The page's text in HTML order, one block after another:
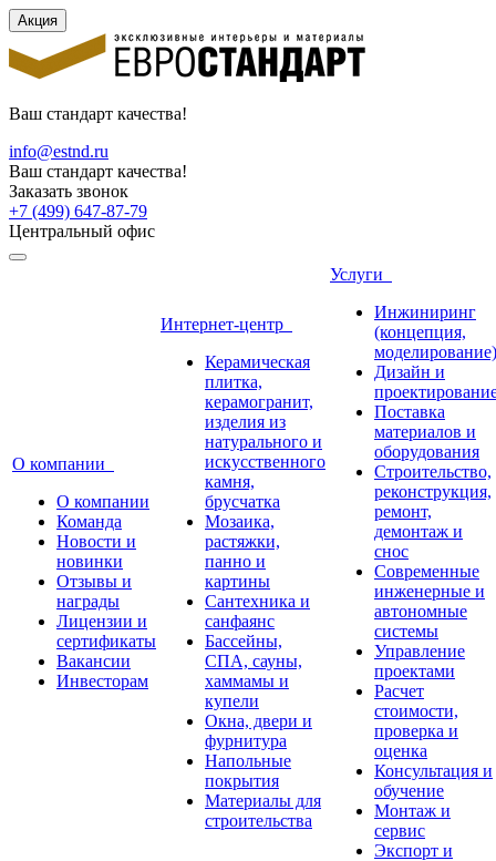
Акция
Ваш стандарт качества!
info@estnd.ru
Ваш стандарт качества!
Заказать звонок
+7 (499) 647-87-79
Центральный офис
О компании
О компании
Команда
Новости и
новинки
Отзывы и
награды
Лицензии и
сертификаты
Вакансии
Инвесторам
Интернет-центр
Керамическая
плитка,
керамогранит,
изделия из
натурального и
искусственного
камня,
брусчатка
Мозаика,
растяжки,
панно и
картины
Сантехника и
санфаянс
Бассейны,
СПА, сауны,
хаммамы и
купели
Окна, двери и
фурнитура
Напольные
покрытия
Материалы для
строительства
Услуги
Инжиниринг
(концепция,
моделирование)
Дизайн и
Поставка
материалов и
оборудования
Строительство,
реконструкция,
ремонт,
демонтаж и
снос
Современные
инженерные и
автономные
системы
Управление
проектами
Расчет
стоимости,
проверка и
оценка
Консультация и
обучение
Монтаж и
сервис
Экспорт и